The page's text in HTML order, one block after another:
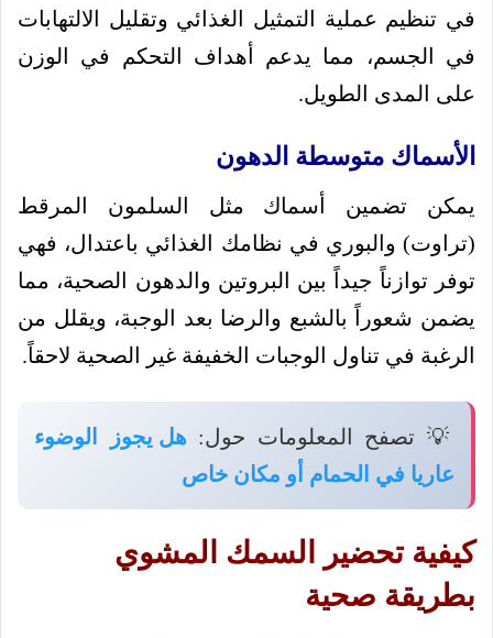
في تنظيم عملية التمثيل الغذائي وتقليل الالتهابات
في الجسم، مما يدعم أهداف التحكم في الوزن
على المدى الطويل.
الأسماك متوسطة الدهون
يمكن تضمين أسماك مثل السلمون المرقط
(تراوت) والبوري في نظامك الغذائي باعتدال، فهي
توفر توازناً جيداً بين البروتين والدهون الصحية، مما
يضمن شعوراً بالشبع والرضا بعد الوجبة، ويقلل من
الرغبة في تناول الوجبات الخفيفة غير الصحية لاحقاً.
💡 تصفح المعلومات حول:هل يجوز الوضوء
عاريا في الحمام أو مكان خاص
كيفية تحضير السمك المشوي
بطريقة صحية